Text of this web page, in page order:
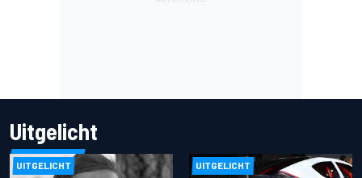
Uitgelicht
UITGELICHT UITGELICHT